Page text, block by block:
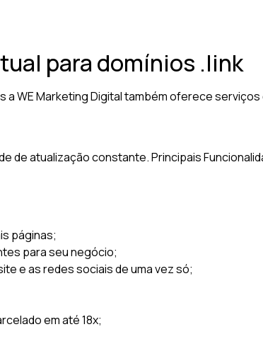
para domínios .link
WE Marketing Digital também oferece
de atualização constante.Principais
páginas;
para seu negócio;
e as redes sociais de uma vez só;
em até 18x;